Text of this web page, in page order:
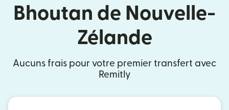
Bhoutan de Nouvelle-
Zélande
Aucuns frais pour votre premier transfert avec
Remitly